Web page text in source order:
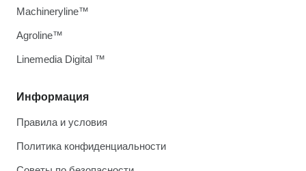
Информация
Правила и условия
Политика конфиденциальности
Machineryline™
Agroline™
Linemedia Digital ™